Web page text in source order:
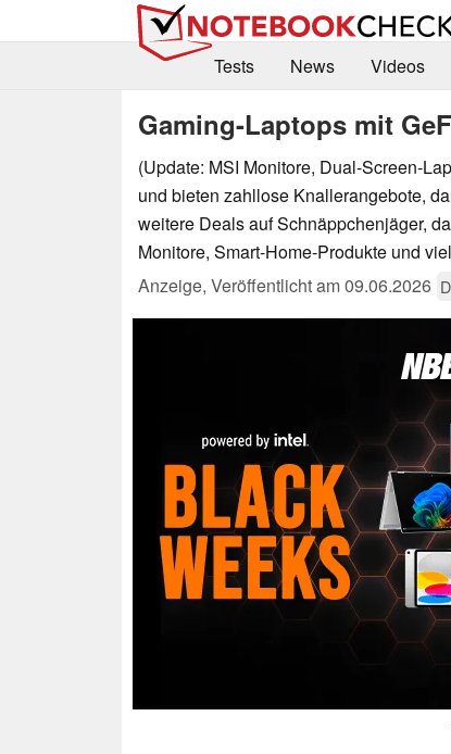
Tests
News Videos
Gaming-Laptops mit
(Update: MSI Monitore, Dual-Screen-
und bieten zahllose Knallerangebote,
weitere Deals auf Schnäppchenjäger,
Monitore, Smart-Home-Produkte und
Anzeige, Veröffentlicht am09.06.2026